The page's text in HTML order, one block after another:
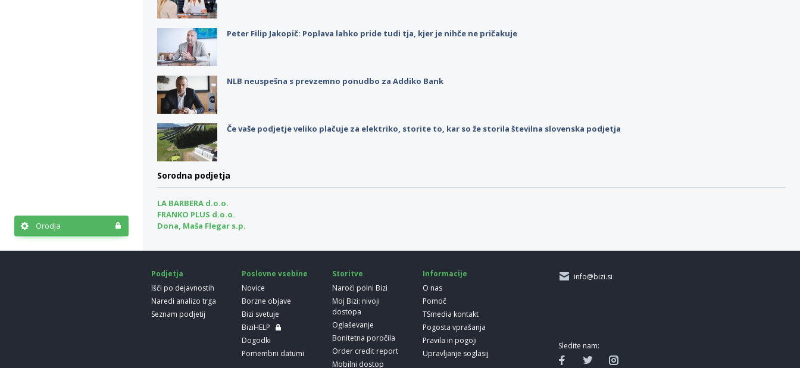
Orodja
Peter Filip Jakopič: Poplava lahko pride tudi tja, kjer je nihče ne pričakuje
NLB neuspešna s prevzemno ponudbo za Addiko Bank
Če vaše podjetje veliko plačuje za elektriko, storite to, kar so že storila številna slovenska podjetja
Sorodna podjetja
LA BARBERA d.o.o.
FRANKO PLUS d.o.o.
Dona, Maša Flegar s.p.
Podjetja
Išči po dejavnostih
Naredi analizo trga
Seznam podjetij
Poslovne vsebine
Novice
Borzne objave
Bizi svetuje
BiziHELP
Dogodki
Pomembni datumi
Storitve
Naroči polni Bizi
Moj Bizi: nivoji
dostopa
Oglaševanje
Bonitetna poročila
Order credit report
Mobilni dostop
Informacije
O nas
Pomoč
TSmedia kontakt
Pogosta vprašanja
Pravila in pogoji
Upravljanje soglasij
info@bizi.si
Sledite nam: